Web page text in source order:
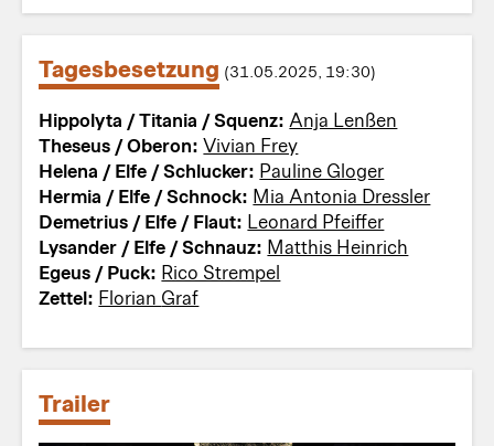
Tagesbesetzung (31.05.2025, 19:30)
Hippolyta / Titania / Squenz:Anja Lenßen
Theseus / Oberon:Vivian Frey
Helena / Elfe / Schlucker: Pauline Gloger
Hermia / Elfe / Schnock: Mia Antonia Dressler
Demetrius / Elfe / Flaut: Leonard Pfeiffer
Lysander / Elfe / Schnauz: Matthis Heinrich
Egeus / Puck: Rico Strempel
Zettel:
Florian Graf
Trailer